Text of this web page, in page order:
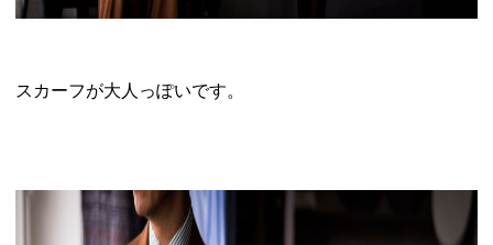
スカーフが大人っぽいです。